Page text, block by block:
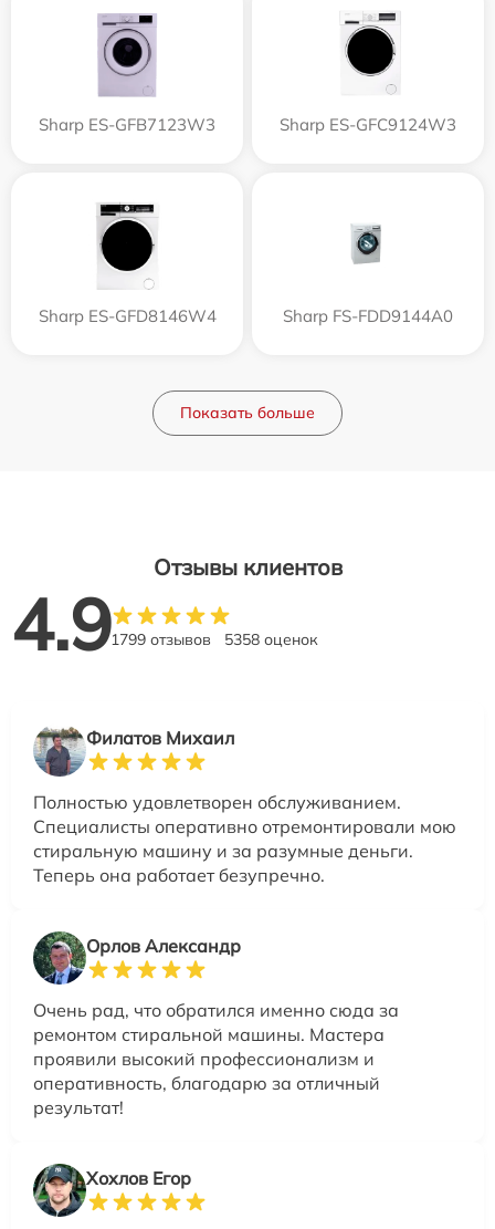
Sharp ES-GFB7123W3 Sharp ES-GFC9124W3
Sharp ES-GFD8146W4 Sharp FS-FDD9144A0
Показать больше
Отзывы клиентов
4.91799 отзывов 5358 оценок
Филатов Михаил
Полностью удовлетворен обслуживанием.
Специалисты оперативно отремонтировали мою
стиральную машину и за разумные деньги.
Теперь она работает безупречно.
Орлов Александр
Очень рад, что обратился именно сюда за
ремонтом стиральной машины. Мастера
проявили высокий профессионализм и
оперативность, благодарю за отличный
результат!
Хохлов Егор